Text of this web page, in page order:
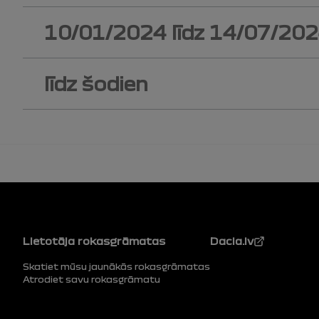
10/01/2024 līdz 14/07/
līdz šodien
Pēdējā daļa
Lietotāja rokasgrāmatas
Skatiet mūsu jaunākās rokasgrāmatas
Atrodiet savu rokasgrāmatu
Dacia.lv